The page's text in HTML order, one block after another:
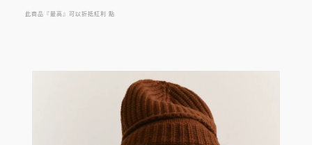
此商品『最高』可以折抵紅利 點